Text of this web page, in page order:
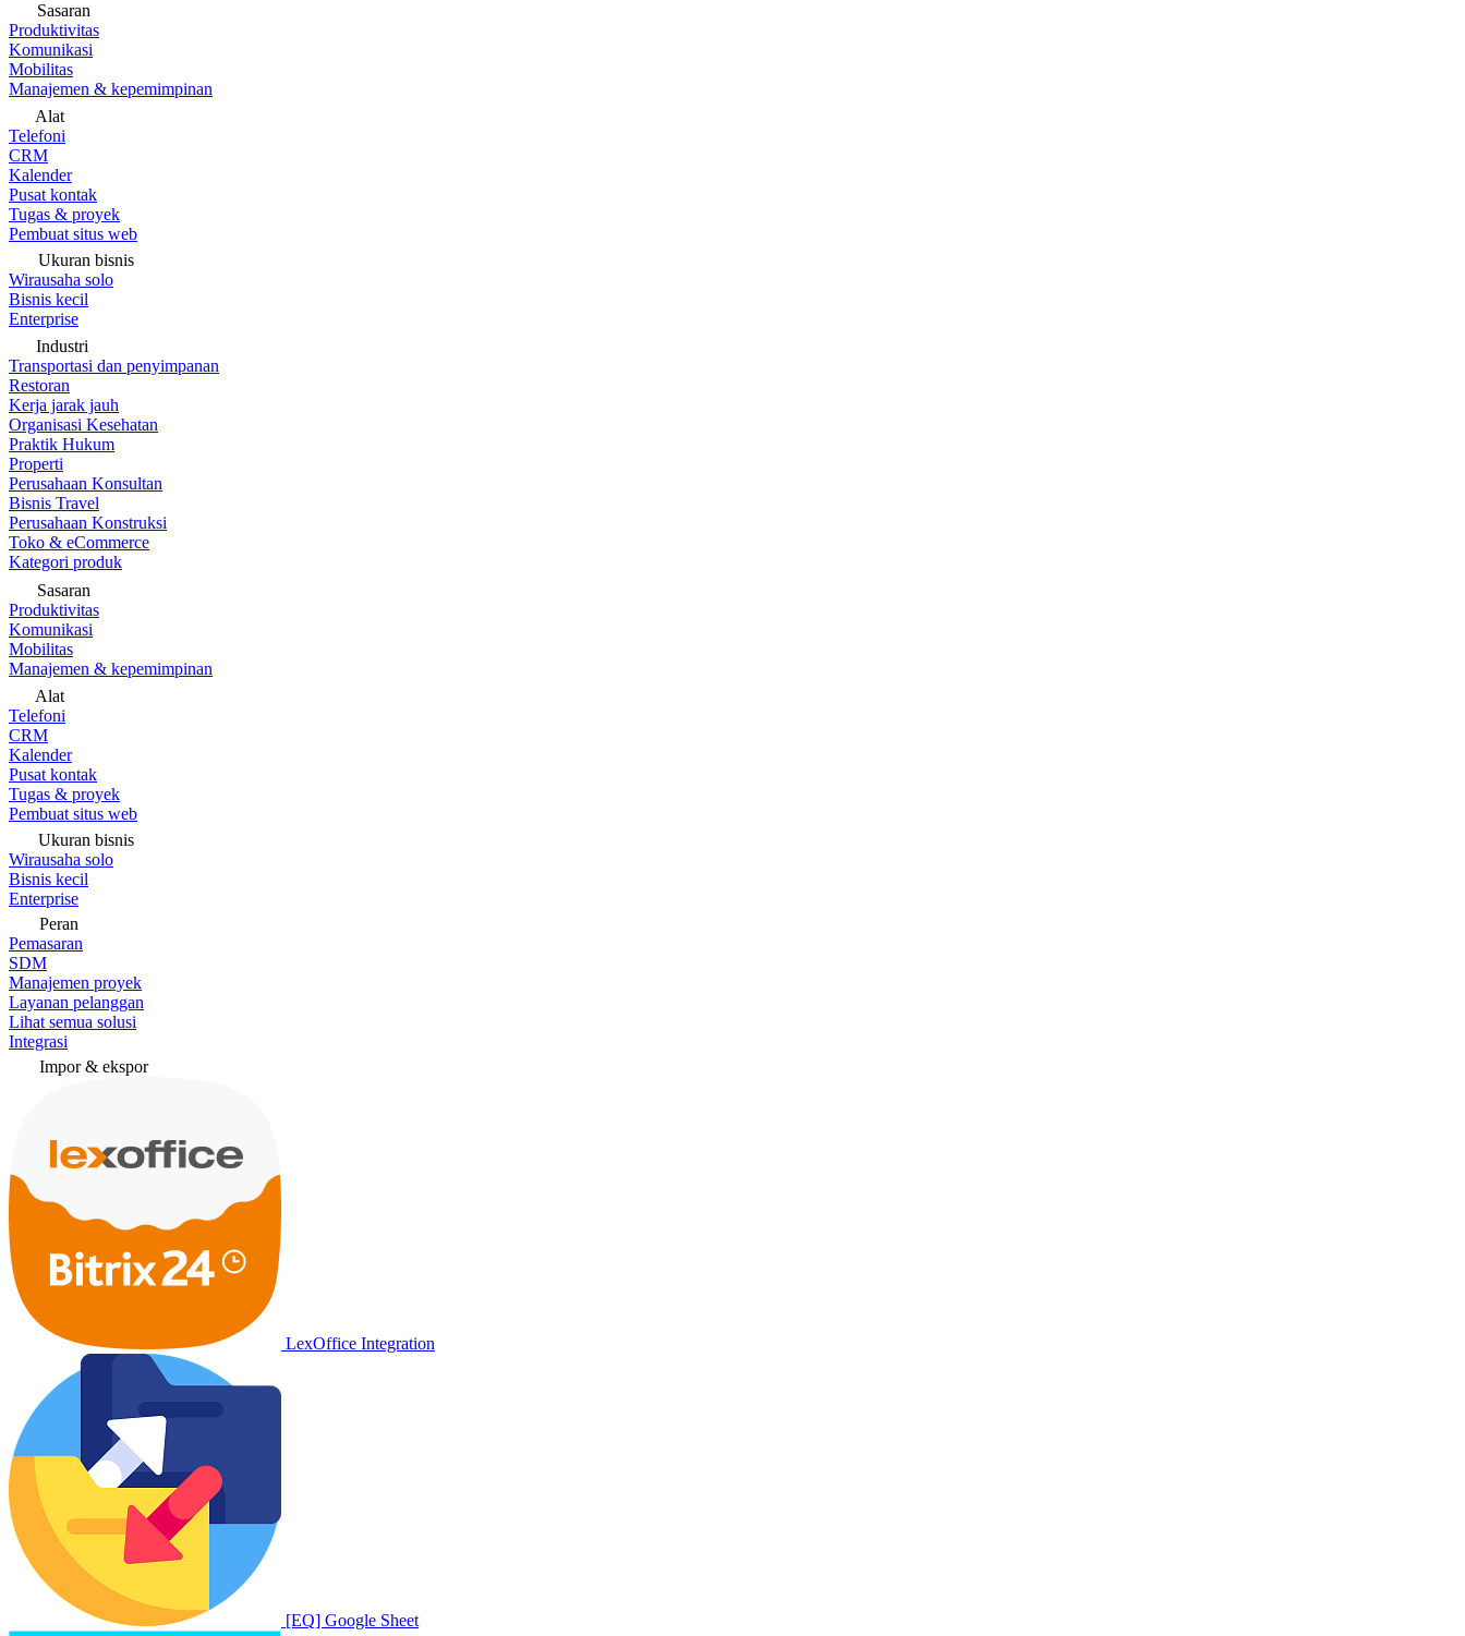
Sasaran
Produktivitas
Komunikasi
Mobilitas
Manajemen & kepemimpinan
Alat
Telefoni
CRM
Kalender
Pusat kontak
Tugas & proyek
Pembuat situs web
Ukuran bisnis
Wirausaha solo
Bisnis kecil
Enterprise
Industri
Transportasi dan penyimpanan
Restoran
Kerja jarak jauh
Organisasi Kesehatan
Praktik Hukum
Properti
Perusahaan Konsultan
Bisnis Travel
Perusahaan Konstruksi
Toko & eCommerce
Kategori produk
Sasaran
Produktivitas
Komunikasi
Mobilitas
Manajemen & kepemimpinan
Alat
Telefoni
CRM
Kalender
Pusat kontak
Tugas & proyek
Pembuat situs web
Ukuran bisnis
Wirausaha solo
Bisnis kecil
Enterprise
Peran
Pemasaran
SDM
Manajemen proyek
Layanan pelanggan
Lihat semua solusi
Integrasi
Impor & ekspor
LexOffice Integration
[EQ] Google Sheet